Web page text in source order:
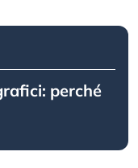
perché